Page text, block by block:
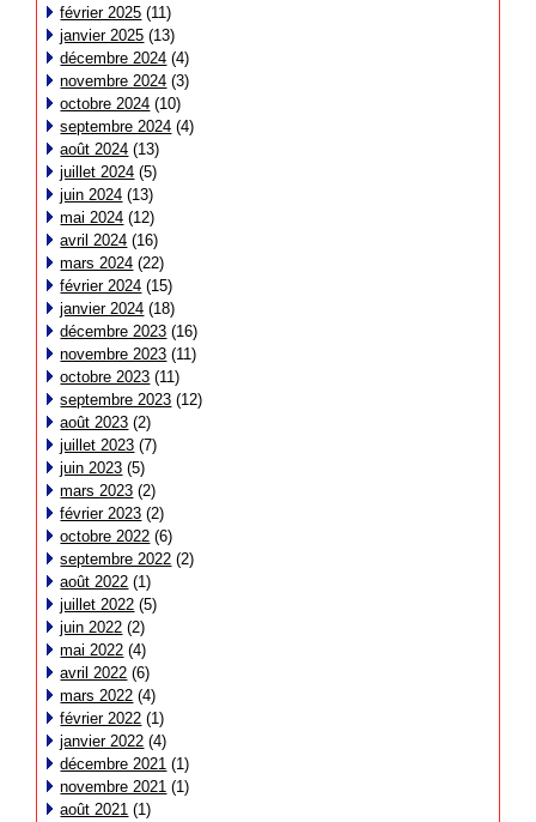
février 2025 (11)
janvier 2025 (13)
décembre 2024 (4)
novembre 2024 (3)
octobre 2024 (10)
septembre 2024 (4)
août 2024 (13)
juillet 2024 (5)
juin 2024 (13)
mai 2024 (12)
avril 2024 (16)
mars 2024 (22)
février 2024 (15)
janvier 2024 (18)
décembre 2023 (16)
novembre 2023 (11)
octobre 2023 (11)
septembre 2023 (12)
août 2023 (2)
juillet 2023 (7)
juin 2023 (5)
mars 2023 (2)
février 2023 (2)
octobre 2022 (6)
septembre 2022 (2)
août 2022 (1)
juillet 2022 (5)
juin 2022 (2)
mai 2022 (4)
avril 2022 (6)
mars 2022 (4)
février 2022 (1)
janvier 2022 (4)
décembre 2021 (1)
novembre 2021 (1)
août 2021 (1)